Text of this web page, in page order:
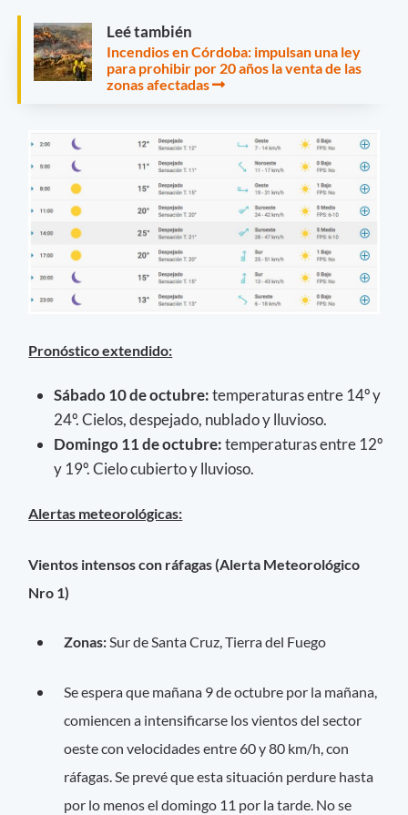
Leé también
Incendios en Córdoba: impulsan una ley
para prohibir por 20 años la venta de las
zonas afectadas
Pronóstico extendido:
Sábado 10 de octubre:temperaturas entre 14º y
24º. Cielos, despejado, nublado y lluvioso.
Domingo 11 de octubre:temperaturas entre 12º
y 19º. Cielo cubierto y lluvioso.
Alertas meteorológicas:
Vientos intensos con ráfagas (Alerta Meteorológico
Nro 1)
Zonas:Sur de Santa Cruz, Tierra del Fuego
Se espera que mañana 9 de octubre por la mañana,
comiencen a intensificarse los vientos del sector
oeste con velocidades entre 60 y 80 km/h, con
ráfagas. Se prevé que esta situación perdure hasta
por lo menos el domingo 11 por la tarde. No se